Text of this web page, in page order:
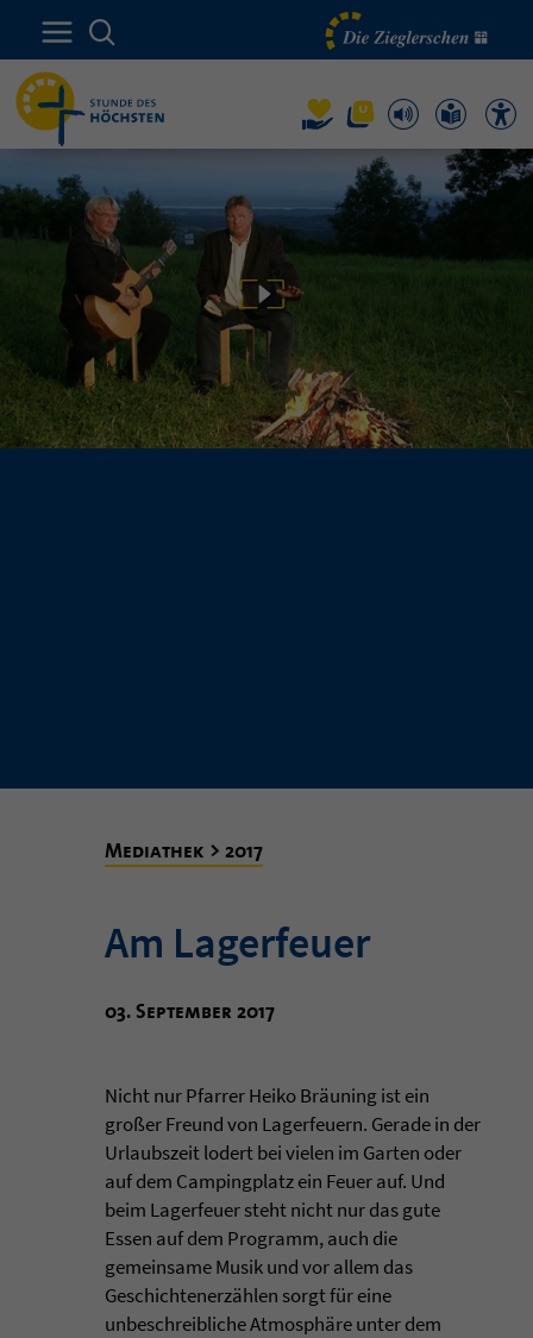
Mediathek > 2017
Am Lagerfeuer
03. September 2017
Nicht nur Pfarrer Heiko Bräuning ist ein
großer Freund von Lagerfeuern. Gerade in der
Urlaubszeit lodert bei vielen im Garten oder
auf dem Campingplatz ein Feuer auf. Und
beim Lagerfeuer steht nicht nur das gute
Essen auf dem Programm, auch die
gemeinsame Musik und vor allem das
Geschichtenerzählen sorgt für eine
unbeschreibliche Atmosphäre unter dem